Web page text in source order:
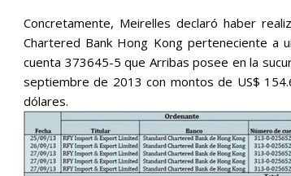
Concretamente, Meirelles declaró haber
Chartered Bank Hong Kong perteneciente a
cuenta 373645-5 que Arribas posee en la
septiembre de 2013 con montos de US$
dólares.